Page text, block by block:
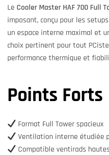
Le Cooler Master HAF 700 Full
imposant, conçu pour les
un espace interne maximal et
choix pertinent pour tout
performance thermique et
Points Forts
Format Full Tower spacieux
Ventilation interne étudiée
Compatible ventirads